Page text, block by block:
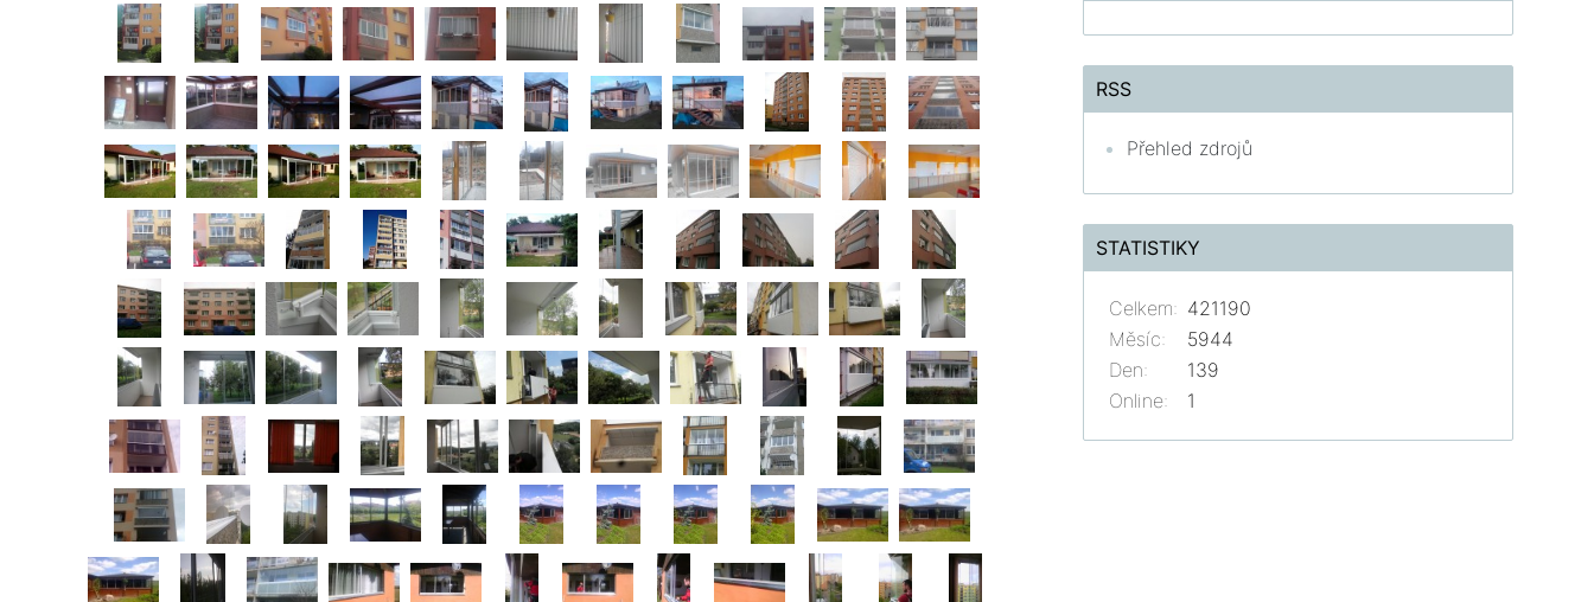
RSS
Přehled zdrojů
STATISTIKY
Online: 1
Celkem: 421190
Měsíc:
5944
Den:
139